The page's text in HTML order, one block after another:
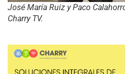
José María Ruiz y Paco
Charry TV.